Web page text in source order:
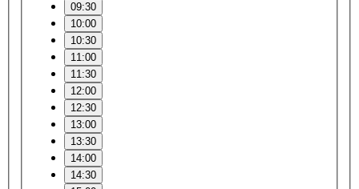
09:30
10:00
10:30
11:00
11:30
12:00
12:30
13:00
13:30
14:00
14:30